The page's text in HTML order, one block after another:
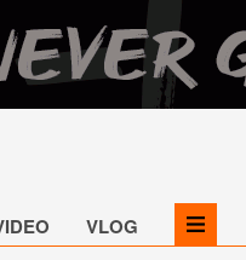
VLOG